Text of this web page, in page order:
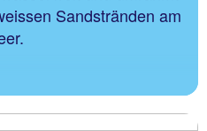
Sandstränden am